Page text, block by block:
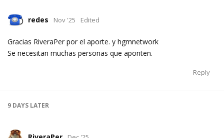
redes Nov '25 Edited
Gracias RiveraPer por el aporte. y hgmnetwork
Se necesitan muchas personas que aponten.
Reply
9 DAYS LATER